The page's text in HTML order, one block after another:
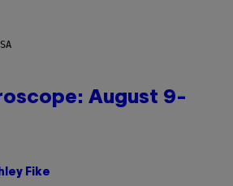
August 9-
Fike